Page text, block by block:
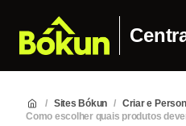
/ Sites Bókun / Criar e
Como escolher quais produtos